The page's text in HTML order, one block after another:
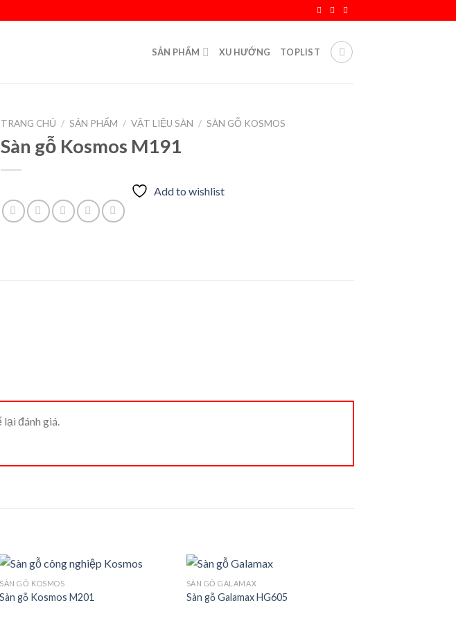
SẢN PHẨM XU HƯỚNG TOPLIST
TRANG CHỦ / SẢN PHẨM / VẬT LIỆU SÀN / SÀN GỖ KOSMOS
Sàn gỗ Kosmos M191
Add to wishlist
đánh giá.
SÀN GỖ KOSMOS
Sàn gỗ Kosmos M201
SÀN GỖ GALAMAX
Sàn gỗ Galamax HG605